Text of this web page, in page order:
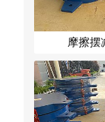
摩擦摆